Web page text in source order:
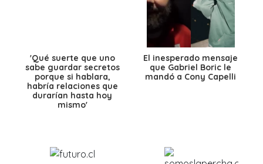
'Qué suerte que uno
sabe guardar secretos
porque si hablara,
habría relaciones que
durarían hasta hoy
mismo'
El inesperado mensaje
que Gabriel Boric le
mandó a Cony Capelli